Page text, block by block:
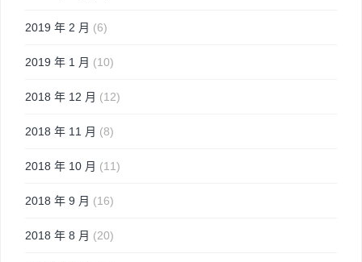
2019 年 2 月 (6)
2019 年 1 月 (10)
2018 年 12 月 (12)
2018 年 11 月 (8)
2018 年 10 月 (11)
2018 年 9 月 (16)
2018 年 8 月 (20)